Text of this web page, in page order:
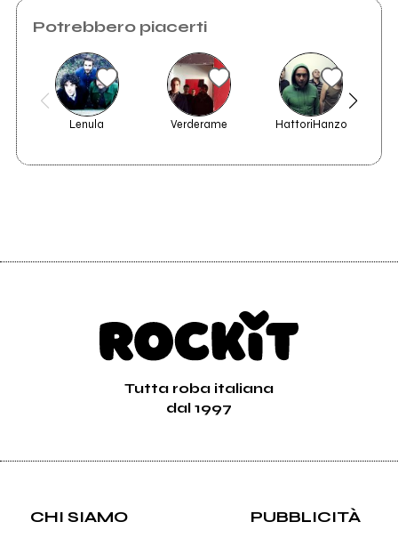
Potrebbero piacerti
Lenula Verderame HattoriHanzo
Tutta roba italiana
dal 1997
CHI SIAMO PUBBLICITÀ